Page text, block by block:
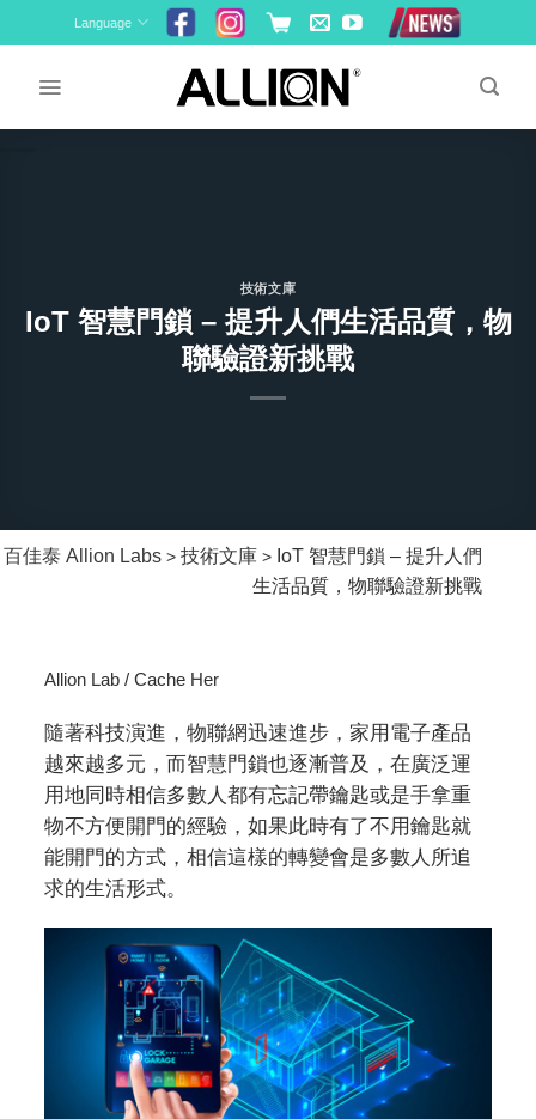
to
Language
技術文庫
IoT 智慧門鎖 – 提升人們生活品質，物
聯驗證新挑戰
百佳泰 Allion Labs >技術文庫 > IoT 智慧門鎖 – 提升人們
生活品質，物聯驗證新挑戰
Allion Lab / Cache Her
隨著科技演進，物聯網迅速進步，家用電子產品
越來越多元，而智慧門鎖也逐漸普及，在廣泛運
用地同時相信多數人都有忘記帶鑰匙或是手拿重
物不方便開門的經驗，如果此時有了不用鑰匙就
能開門的方式，相信這樣的轉變會是多數人所追
求的生活形式。